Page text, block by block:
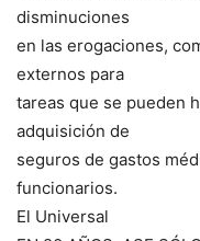
disminuciones
en las erogaciones,
externos para
tareas que se pueden
adquisición de
seguros de gastos
funcionarios.
El Universal